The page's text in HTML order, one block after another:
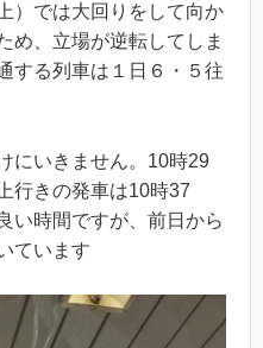
）では大回りをして向か
め、立場が逆転してしま
する列車は１日６・５往
にいきません。10時29
行きの発車は10時37
い時間ですが、前日から
ています